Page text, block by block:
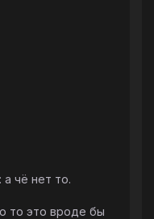
а чё нет то.
то это вроде бы